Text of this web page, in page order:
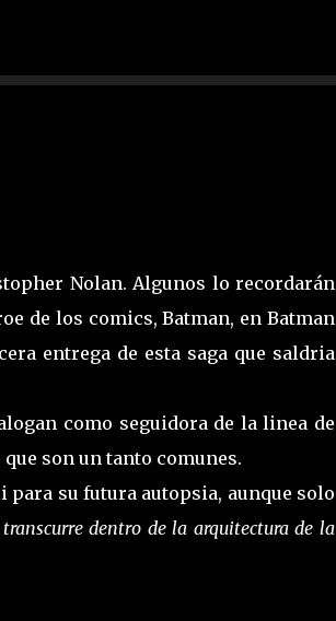
Nolan. Algunos lo recordarán
de los comics, Batman, en Batman
entrega de esta saga que saldria
como seguidora de la linea de
son un tanto comunes.
su futura autopsia, aunque solo
dentro de la arquitectura de la